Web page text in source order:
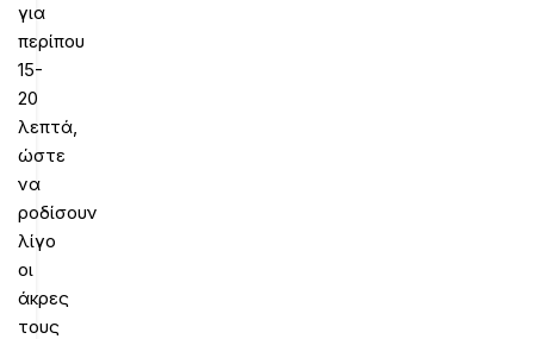
για
περίπου
15-
20
λεπτά,
ώστε
να
ροδίσουν
λίγο
οι
άκρες
τους